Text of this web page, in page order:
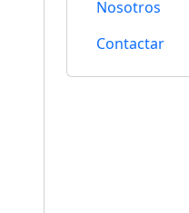
Nosotros
Contactar